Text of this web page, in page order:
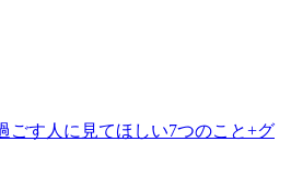
ごす人に見てほしい7つのこと+グ